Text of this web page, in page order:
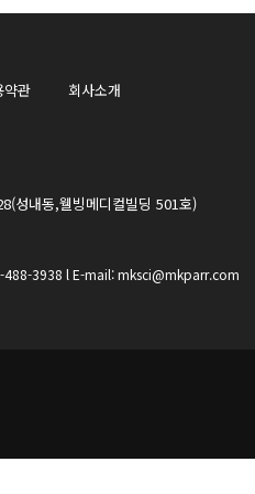
약관 회사소개
성내동,웰빙메디컬빌딩 501호)
488-3938 l E-mail: mksci@mkparr.com